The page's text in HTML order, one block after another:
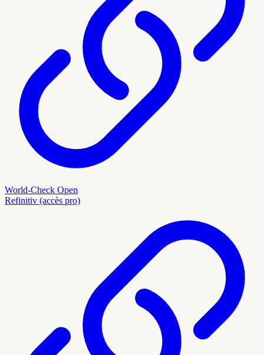
World-Check Open
Refinitiv (accès pro)